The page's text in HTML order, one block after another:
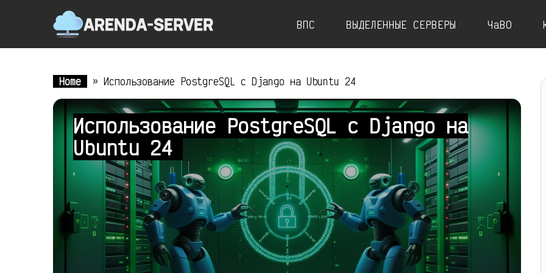
ВПС ВЫДЕЛЕННЫЕ СЕРВЕРЫ ЧаВО
Home » Использование PostgreSQL с Django на Ubuntu 24
Использование PostgreSQL с Django на
Ubuntu 24